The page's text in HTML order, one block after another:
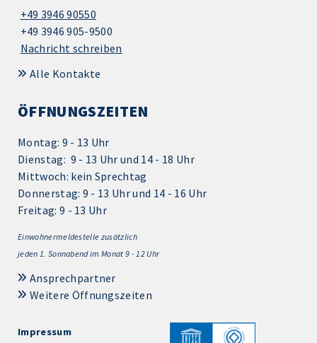
+49 3946 90550
+49 3946 905-9500
Nachricht schreiben
Alle Kontakte
ÖFFNUNGSZEITEN
Montag: 9 - 13 Uhr
Dienstag: 9 - 13 Uhr und 14 - 18 Uhr
Mittwoch: kein Sprechtag
Donnerstag: 9 - 13 Uhr und 14 - 16 Uhr
Freitag: 9 - 13 Uhr
Einwohnermeldestelle zusätzlich
jeden 1. Sonnabend im Monat 9 - 12 Uhr
Ansprechpartner
Weitere Öffnungszeiten
Impressum